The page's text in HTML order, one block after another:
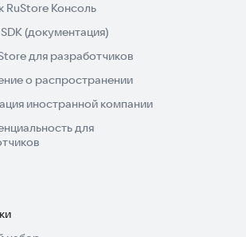
RuStore Консоль
(документация)
для разработчиков
о распространении
иностранной компании
для